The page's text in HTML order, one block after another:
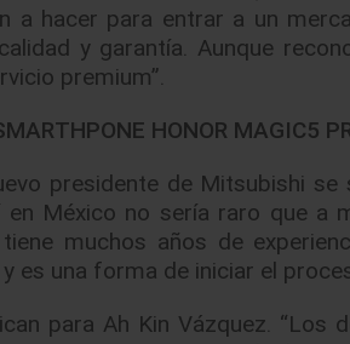
a hacer para entrar a un
y garantía. Aunque
premium”.
HONOR MAGIC5
presidente de Mitsubishi se
México no sería raro que a
muchos años de
es una forma de iniciar el
para Ah Kin Vázquez. “Los